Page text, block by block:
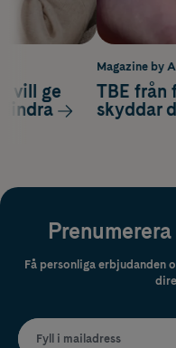
vill ge
lindra
Magazine by
TBE från
skyddar
Få personliga erbjudanden
Fyll i mailadress